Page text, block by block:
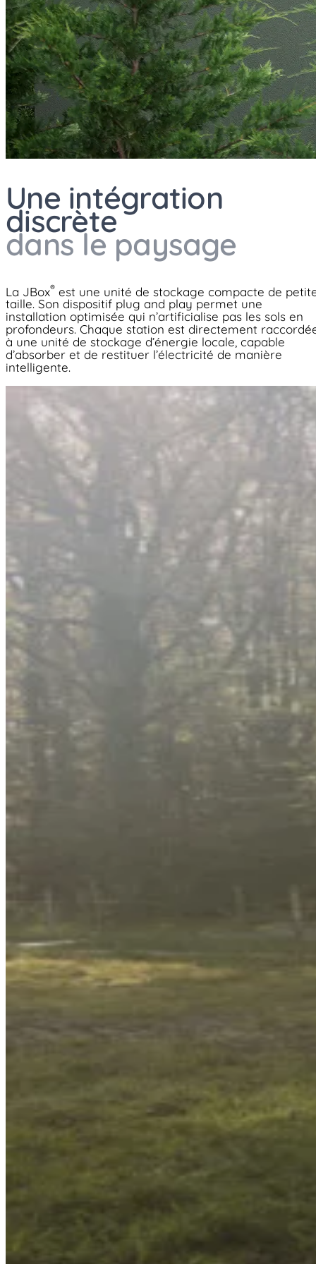
Une intégration
discrète
dans le paysage
La JBox® est une unité de stockage compacte de
taille. Son dispositif plug and play permet une
installation optimisée qui n’artificialise pas les sols en
profondeurs. Chaque station est directement
à une unité de stockage d’énergie locale, capable
d’absorber et de restituer l’électricité de manière
intelligente.